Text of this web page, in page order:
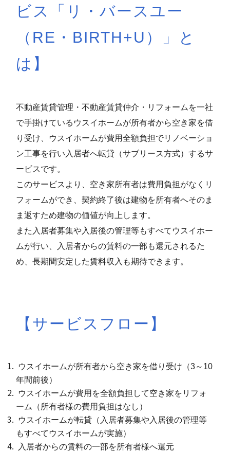
ビス「リ・バースユー
（RE・BIRTH+U）」と
は】
不動産賃貸管理・不動産賃貸仲介・リフォームを一社
で手掛けているウスイホームが所有者から空き家を借
り受け、ウスイホームが費用全額負担でリノベーショ
ン工事を行い入居者へ転貸（サブリース方式）するサ
ービスです。
このサービスより、空き家所有者は費用負担がなくリ
フォームができ、契約終了後は建物を所有者へそのま
ま返すため建物の価値が向上します。
また入居者募集や入居後の管理等もすべてウスイホー
ムが行い、入居者からの賃料の一部も還元されるた
め、長期間安定した賃料収入も期待できます。
【サービスフロー】
ウスイホームが所有者から空き家を借り受け（3～10
年間前後）
ウスイホームが費用を全額負担して空き家をリフォ
ーム（所有者様の費用負担はなし）
ウスイホームが転貸（入居者募集や入居後の管理等
もすべてウスイホームが実施）
入居者からの賃料の一部を所有者様へ還元